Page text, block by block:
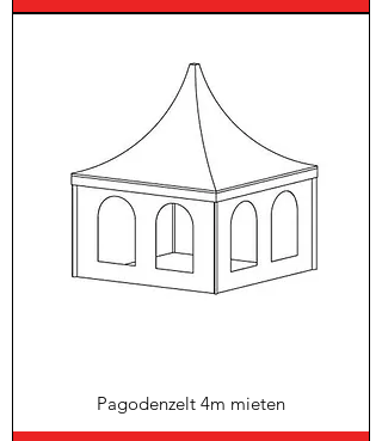
Pagodenzelt 4m mieten